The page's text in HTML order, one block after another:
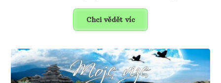
Chci vědět víc